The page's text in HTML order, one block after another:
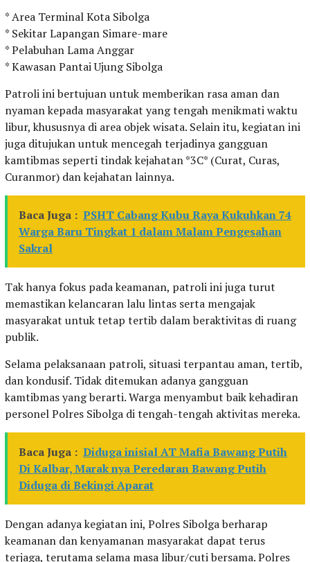
* Area Terminal Kota Sibolga
* Sekitar Lapangan Simare-mare
* Pelabuhan Lama Anggar
* Kawasan Pantai Ujung Sibolga
Patroli ini bertujuan untuk memberikan rasa aman dan
nyaman kepada masyarakat yang tengah menikmati waktu
libur, khususnya di area objek wisata. Selain itu, kegiatan ini
juga ditujukan untuk mencegah terjadinya gangguan
kamtibmas seperti tindak kejahatan *3C* (Curat, Curas,
Curanmor) dan kejahatan lainnya.
Baca Juga : PSHT Cabang Kubu Raya Kukuhkan 74
Warga Baru Tingkat 1 dalam Malam Pengesahan
Sakral
Tak hanya fokus pada keamanan, patroli ini juga turut
memastikan kelancaran lalu lintas serta mengajak
masyarakat untuk tetap tertib dalam beraktivitas di ruang
publik.
Selama pelaksanaan patroli, situasi terpantau aman, tertib,
dan kondusif. Tidak ditemukan adanya gangguan
kamtibmas yang berarti. Warga menyambut baik kehadiran
personel Polres Sibolga di tengah-tengah aktivitas mereka.
Baca Juga : Diduga inisial AT Mafia Bawang Putih
Di Kalbar, Marak nya Peredaran Bawang Putih
Diduga di Bekingi Aparat
Dengan adanya kegiatan ini, Polres Sibolga berharap
keamanan dan kenyamanan masyarakat dapat terus
terjaga, terutama selama masa libur/cuti bersama. Polres